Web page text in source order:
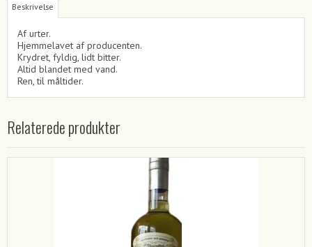
Beskrivelse
Af urter.
Hjemmelavet af producenten.
Krydret, fyldig, lidt bitter.
Altid blandet med vand.
Ren, til måltider.
Relaterede produkter